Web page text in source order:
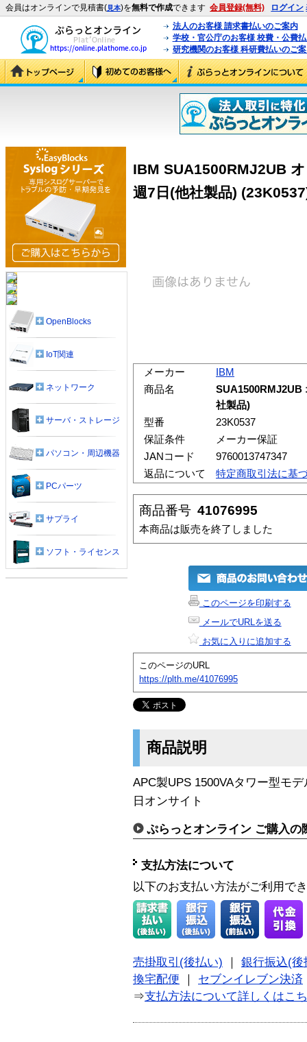
会員はオンラインで見積書(見本)を無料で作成できます 会員登録(無料) ログイン
法人のお客様 請求書払いのご案内
学校・官公庁のお客様 校費・公費
研究機関のお客様 科研費払いのご
IBM SUA1500RMJ2UB
週7日(他社製品)
メーカー
IBM
商品名
SUA1500RMJ2UB
社製品)
型番
23K0537
保証条件
メーカー保証
JANコード
9760013747347
返品について
特定商取引法に基
商品番号 41076995
本商品は販売を終了しました
このページを印刷する
メールでURLを送る
お気に入りに追加する
このページのURL
https://plth.me/41076995
商品説明
APC製UPS 1500VAタワー型モ
日オンサイト
ぷらっとオンライン ご購入の
支払方法について
以下のお支払い方法がご利用で
売掛取引(後払い)
銀行振込(後
換宅配便
セブンイレブン決済
⇒支払方法について詳しくはこ
OpenBlocks
IoT関連
ネットワーク
サーバ・ストレージ
パソコン・周辺機器
PCパーツ
サプライ
ソフト・ライセンス